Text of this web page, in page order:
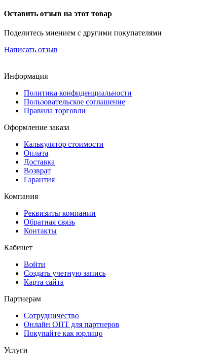
Оставить отзыв на этот товар
Поделитесь мнением с другими покупателями
Написать отзыв
Информация
Политика конфиденциальности
Пользовательское соглашение
Правила торговли
Оформление заказа
Калькулятор стоимости
Оплата
Доставка
Возврат
Гарантия
Компания
Реквизиты компании
Обратная связь
Контакты
Кабинет
Войти
Создать учетную запись
Карта сайта
Партнерам
Сотрудничество
Онлайн ОПТ для партнеров
Покупайте как юрлицо
Услуги